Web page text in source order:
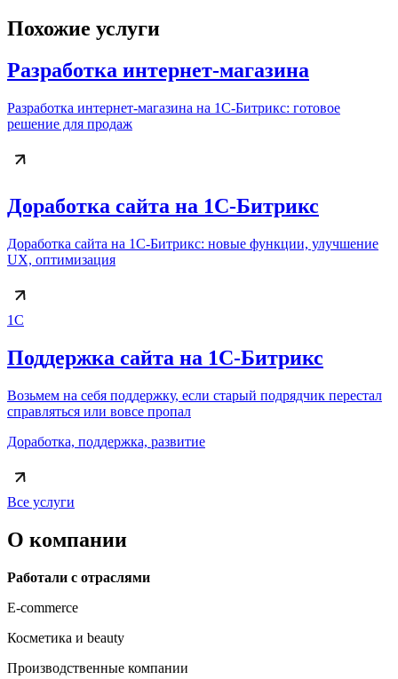
Похожие услуги
Разработка интернет-магазина
Разработка интернет-магазина на 1С-Битрикс: готовое
решение для продаж
Доработка сайта на 1С-Битрикс
Доработка сайта на 1С-Битрикс: новые функции, улучшение
UX, оптимизация
1C
Поддержка сайта на 1С-Битрикс
Возьмем на себя поддержку, если старый подрядчик перестал
справляться или вовсе пропал
Доработка, поддержка, развитие
Все услуги
О компании
Работали с отраслями
E-commerce
Косметика и beauty
Производственные компании